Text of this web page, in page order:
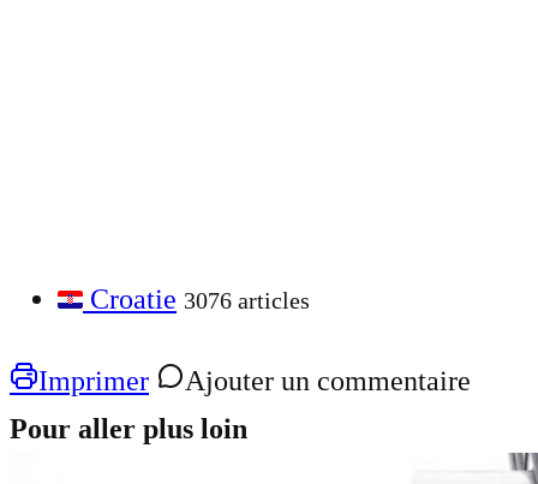
Croatie 3076 articles
Imprimer
Ajouter un commentaire
Pour aller plus loin